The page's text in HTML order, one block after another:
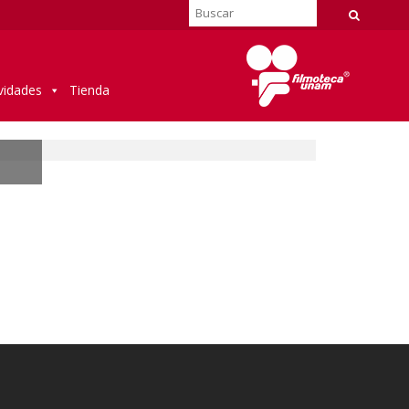
Tienda